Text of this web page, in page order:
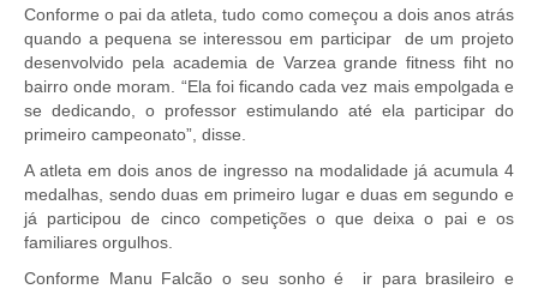
Filie-se
Notícias Gerais
Artigos
Esportes
Nota de Falecimento
Notícias
Conforme o pai da atleta, tudo como começou a dois anos atrás
quando a pequena se interessou em participar de um projeto
desenvolvido pela academia de Varzea grande fitness fiht no
bairro onde moram. “Ela foi ficando cada vez mais empolgada e
se dedicando, o professor estimulando até ela participar do
primeiro campeonato”, disse.
A atleta em dois anos de ingresso na modalidade já acumula 4
medalhas, sendo duas em primeiro lugar e duas em segundo e
já participou de cinco competições o que deixa o pai e os
familiares orgulhos.
Conforme Manu Falcão o seu sonho é ir para brasileiro e